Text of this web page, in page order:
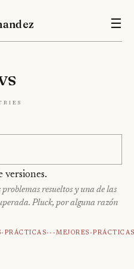
☰
versiones.
resueltos y una de las
Pluck, por alguna razón
Prácticas---Mejores-